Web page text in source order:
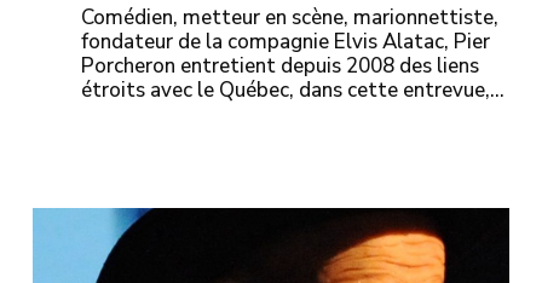
Comédien, metteur en scène, marionnettiste,
fondateur de la compagnie Elvis Alatac, Pier
Porcheron entretient depuis 2008 des liens
étroits avec le Québec, dans cette entrevue,…